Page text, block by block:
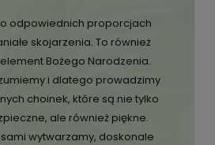
odpowiednich proporcjach
skojarzenia. To również
Bożego Narodzenia.
i dlatego prowadzimy
choinek, które są nie tylko
ale również piękne.
wytwarzamy, doskonale